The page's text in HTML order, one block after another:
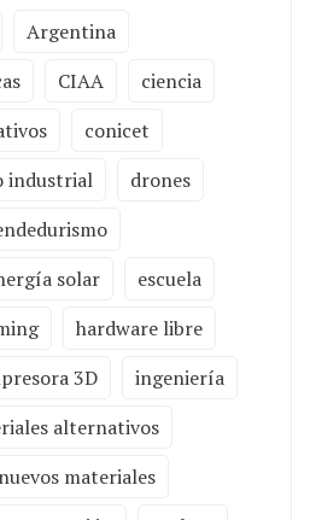
Argentina
CIAA
ciencia
conicet
industrial
drones
solar
escuela
hardware libre
3D
ingeniería
alternativos
nuevos materiales